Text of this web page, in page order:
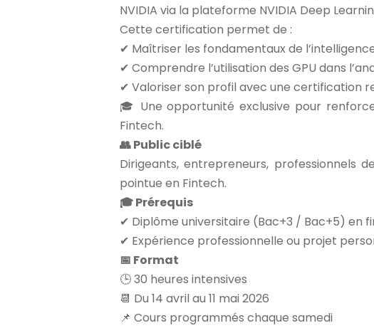
NVIDIA via la plateforme NVIDIA Deep
Cette certification permet de :
✔ Maîtriser les fondamentaux de
✔ Comprendre l’utilisation des GPU dans
✔ Valoriser son profil avec une certification
🎓 Une opportunité exclusive pour
Fintech.
👥 Public ciblé
Dirigeants, entrepreneurs, professionnels
pointue en Fintech.
🎓 Prérequis
✔ Diplôme universitaire (Bac+3 / Bac+5) en
✔ Expérience professionnelle ou projet
📅 Format
🕒 30 heures intensives
📆 Du 14 avril au 11 mai 2026
📌 Cours programmés chaque samedi